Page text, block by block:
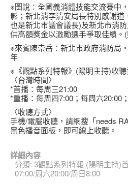
※圖說：全國義消體技能交流賽中
影；新北消李清安局長特別感謝
也是新北市議會議長)及新北市消
供高額獎金以激勵選手爭取佳績。
※來賓陳崇岳：新北市政府消防局
年
※《觀點系列特報》(陽明主持)收聽
〈台灣時間〉
*首播：每周三21:00
*重播：每周四7:00；每周六20:00
〈收聽方式〉
手機/電腦收聽，請網搜「needs
黑色播音面板，即可線上收聽。
詳細內容
分類: 3觀點系列特報 (陽明主持)
07:00/周六20:00/周日8:00